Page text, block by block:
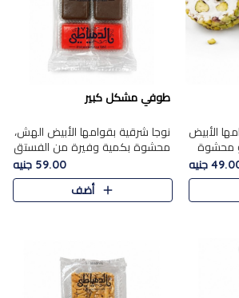
الأبيض
محشوة
الفاخر
قطعة و
جنيه
طوفي مشكل كبير
نوجا شرقية بقوامها الأبيض الهش،
محشوة بكمية وفيرة من الفستق
الفاخر لتمنحك نكهة غنية وقرمشة
مميزة في كل قطعة، لتجربة تجمع
بين الفخامة والمذاق..
59.00 جنيه
أضف